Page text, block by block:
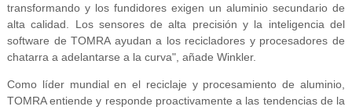
transformando y los fundidores exigen un aluminio secundario de
alta calidad. Los sensores de alta precisión y la inteligencia del
software de TOMRA ayudan a los recicladores y procesadores de
chatarra a adelantarse a la curva", añade Winkler.
Como líder mundial en el reciclaje y procesamiento de aluminio,
TOMRA entiende y responde proactivamente a las tendencias de la